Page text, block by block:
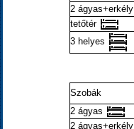
2 ágyas+erkély
tetőtér
3 helyes
Szobák
2 ágyas
2 ágyas+erkély